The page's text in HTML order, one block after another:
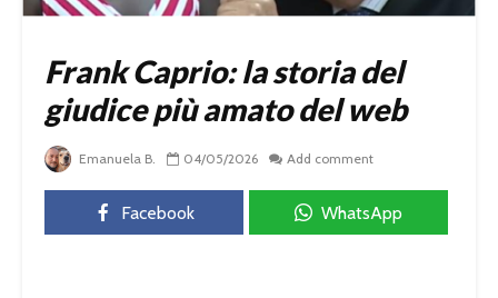
Frank Caprio: la storia del
giudice più amato del web
Emanuela B. 04/05/2026 Add comment
Facebook WhatsApp